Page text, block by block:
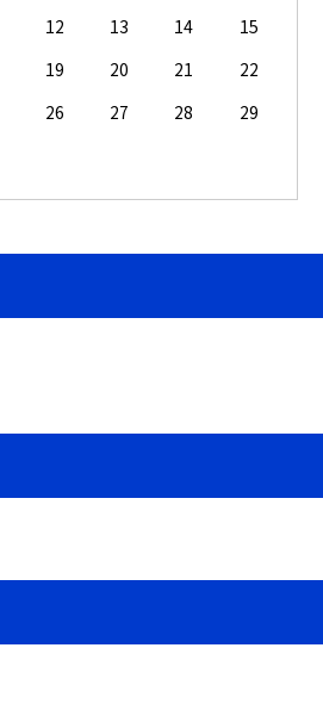
12 13 14
15
19 20 21
22
26 27 28
29